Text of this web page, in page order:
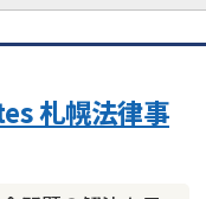
任意整理
消費者金融・サラ金
札幌法律事